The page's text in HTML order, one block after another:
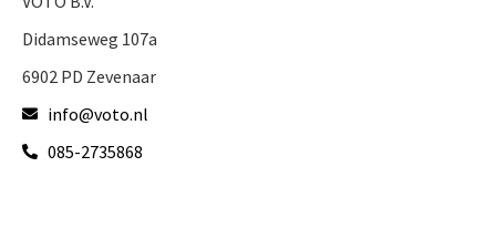
Didamseweg 107a
6902 PD Zevenaar
info@voto.nl
085-2735868